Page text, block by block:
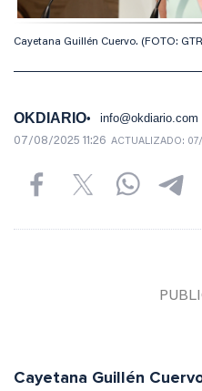
Cayetana Guillén Cuervo. (FOTO:
OKDIARIO info@okdiario.com
07/08/2025 11:26 ACTUALIZADO:
Cayetana Guillén